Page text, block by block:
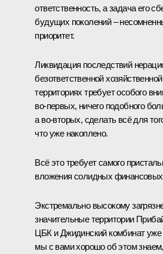
ответственность, а задача его
будущих поколений –
приоритет.
Ликвидация последствий
безответственной
территориях требует особого
во‑первых, ничего подобного
а во‑вторых, сделать всё для
что уже накоплено.
Всё это требует самого
вложения солидных финансовых
Экстремально высокому
значительные территории
ЦБК и Джидинский комбинат уже
мы с вами хорошо об этом